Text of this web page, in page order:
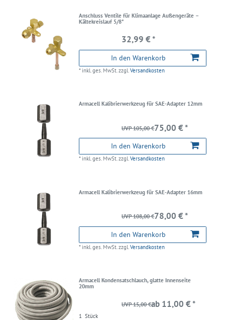
Anschluss Ventile für Klimaanlage Außengeräte –
Kältekreislauf 5/8"
32,99 € *
In den Warenkorb
* inkl. ges. MwSt.zzgl.Versandkosten
Armacell Kalibrierwerkzeug für SAE-Adapter 12mm
UVP 105,00 €75,00 € *
In den Warenkorb
* inkl. ges. MwSt.zzgl.Versandkosten
Armacell Kalibrierwerkzeug für SAE-Adapter 16mm
UVP 108,00 €78,00 € *
In den Warenkorb
* inkl. ges. MwSt. zzgl.Versandkosten
Armacell Kondensatschlauch, glatte Innenseite
20mm
UVP 15,00 €ab 11,00 € *
1 Stück